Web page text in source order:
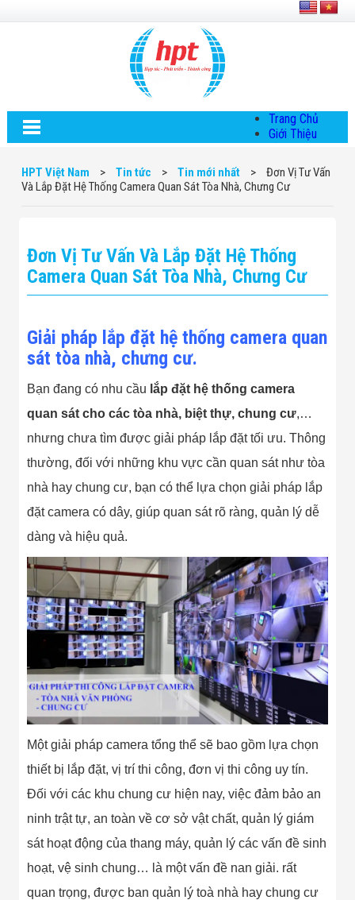
Trang Chủ
Giới Thiệu
Nam
Hội Đồng Quản
Trị
Mật Thông Tin
Chiến Lược
Phát Triển
Thông Tin
Giải Pháp
Giải Pháp Thiết
Lạnh
Bị Ngành Thực
Phẩm Đóng Gói
Bị Ngành May
Mặc - Giày Da
Giải Pháp Thiết
Bị Ngành Linh
Bị Ngành Giáo
Dục
Giải Pháp Thiết
Bị Ngành Bán
Lẻ - Retail
Giải Pháp
Chuyên Dụng
Ngành Công An
- Quân Đội
Giải Pháp Bãi
Giữ Xe Thông
Minh
Sản Phẩm
THIẾT BỊ AN
NINH
Camera Thông
Minh
Cổng Từ Siêu
Thị
Máy Đếm
Người
Máy Dò Tìm
Thuốc Nổ
HPT Việt Nam > Tin tức > Tin mới nhất >
Đơn Vị Tư Vấn
Và Lắp Đặt Hệ Thống Camera Quan Sát Tòa Nhà, Chưng Cư
Đơn Vị Tư Vấn Và Lắp Đặt Hệ Thống
Camera Quan Sát Tòa Nhà, Chưng Cư
Giải pháp lắp đặt hệ thống camera quan
sát tòa nhà, chưng cư.
Bạn đang có nhu cầu lắp đặt hệ thống camera
quan sát cho các tòa nhà, biệt thự, chung cư,…
nhưng chưa tìm được giải pháp lắp đặt tối ưu. Thông
thường, đối với những khu vực cần quan sát như tòa
nhà hay chung cư, bạn có thể lựa chọn giải pháp lắp
đặt camera có dây, giúp quan sát rõ ràng, quản lý dễ
dàng và hiệu quả.
Một giải pháp camera tổng thể sẽ bao gồm lựa chọn
thiết bị lắp đặt, vị trí thi công, đơn vị thi công uy tín.
Đối với các khu chung cư hiện nay, việc đảm bảo an
ninh trật tự, an toàn về cơ sở vật chất, quản lý giám
sát hoạt động của thang máy, quản lý các vấn đề sinh
hoạt, vệ sinh chung… là một vấn đề nan giải. rất
quan trọng, được ban quản lý toà nhà hay chung cư